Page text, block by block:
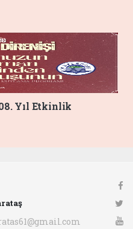
Yıl Etkinlik